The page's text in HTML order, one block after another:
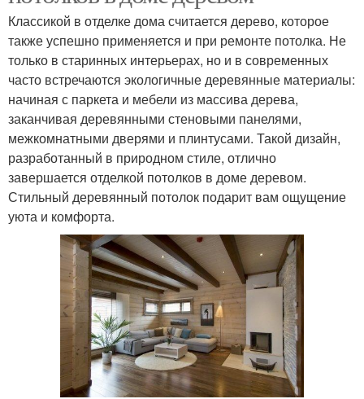
Классикой в отделке дома считается дерево, которое
также успешно применяется и при ремонте потолка. Не
только в старинных интерьерах, но и в современных
часто встречаются экологичные деревянные материалы:
начиная с паркета и мебели из массива дерева,
заканчивая деревянными стеновыми панелями,
межкомнатными дверями и плинтусами. Такой дизайн,
разработанный в природном стиле, отлично
завершается отделкой потолков в доме деревом.
Стильный деревянный потолок подарит вам ощущение
уюта и комфорта.